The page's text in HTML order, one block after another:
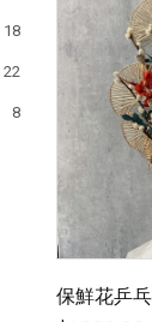
18
22
8
保鮮花乒